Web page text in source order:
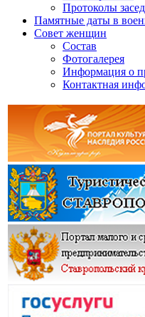
Протоколы
Памятные даты в
Совет женщин
Состав
Фотогалерея
Информация о
Контактная